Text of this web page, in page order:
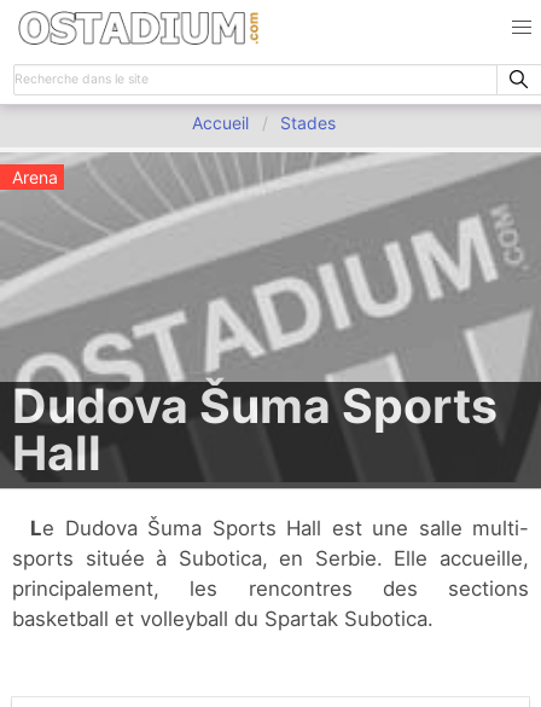
Accueil Stades
Arena
Dudova Šuma Sports
Hall
Le Dudova Šuma Sports Hall est une salle multi-
sports située à Subotica, en Serbie. Elle accueille,
principalement, les rencontres des sections
basketball et volleyball du Spartak Subotica.